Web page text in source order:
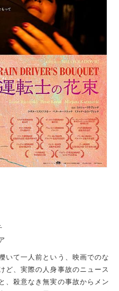
いて一人前という、映画でのな
ど、実際の人身事故のニュース
、殺意なき無実の事故からメン